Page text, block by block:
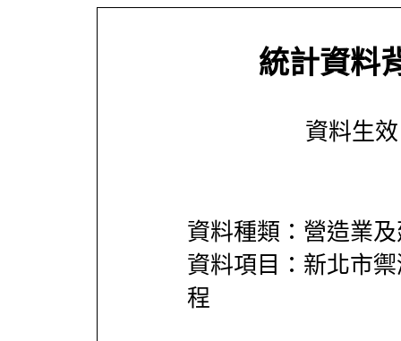
統計資料
資料生
資料種類：營造業
資料項目：新北市
程